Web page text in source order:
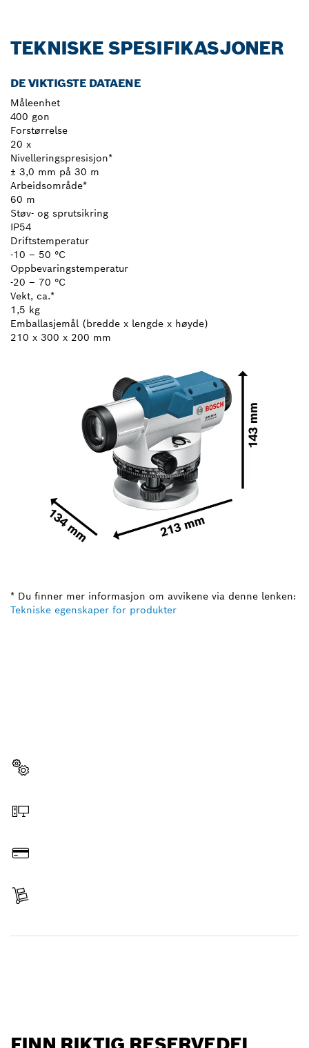
TEKNISKE SPESIFIKASJONER
DE VIKTIGSTE DATAENE
Måleenhet
400 gon
Forstørrelse
20 x
Nivelleringspresisjon*
± 3,0 mm på 30 m
Arbeidsområde*
60 m
Støv- og sprutsikring
IP54
Driftstemperatur
-10 – 50 °C
Oppbevaringstemperatur
-20 – 70 °C
Vekt, ca.*
1,5 kg
Emballasjemål (bredde x lengde x høyde)
210 x 300 x 200 mm
* Du finner mer informasjon om avvikene via denne lenken:
Tekniske egenskaper for produkter